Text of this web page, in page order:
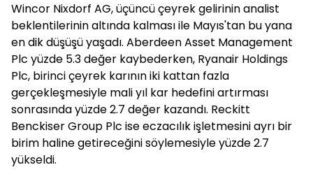
Wincor Nixdorf AG, üçüncü çeyrek gelirinin analist
beklentilerinin altında kalması ile Mayıs'tan bu yana
en dik düşüşü yaşadı. Aberdeen Asset Management
Plc yüzde 5.3 değer kaybederken, Ryanair Holdings
Plc, birinci çeyrek karının iki kattan fazla
gerçekleşmesiyle mali yıl kar hedefini artırması
sonrasında yüzde 2.7 değer kazandı. Reckitt
Benckiser Group Plc ise eczacılık işletmesini ayrı bir
birim haline getireceğini söylemesiyle yüzde 2.7
yükseldi.